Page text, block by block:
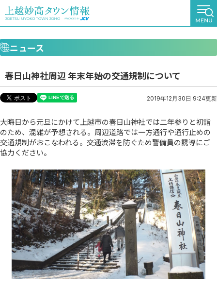
ニュース
春日山神社周辺 年末年始の交通規制について
2019年12月30日 9:24更新
大晦日から元旦にかけて上越市の春日山神社では二年参りと初詣
のため、混雑が予想される。周辺道路では一方通行や通行止めの
交通規制がおこなわれる。交通渋滞を防ぐため警備員の誘導にご
協力ください。